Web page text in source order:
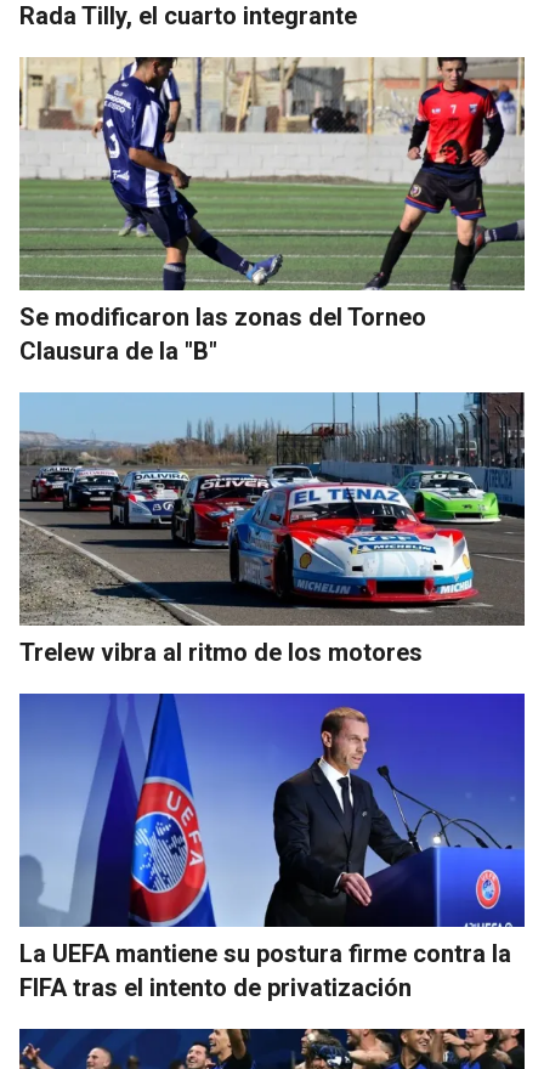
Rada Tilly, el cuarto integrante
Se modificaron las zonas del Torneo
Clausura de la "B"
Trelew vibra al ritmo de los motores
La UEFA mantiene su postura firme contra la
FIFA tras el intento de privatización